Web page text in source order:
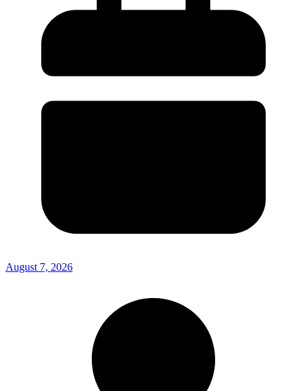
August 7, 2026